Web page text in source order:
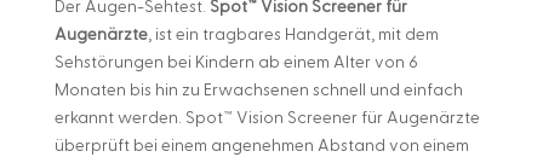
Der Augen-Sehtest. Spot™ Vision Screener für
Augenärzte, ist ein tragbares Handgerät, mit dem
Sehstörungen bei Kindern ab einem Alter von 6
Monaten bis hin zu Erwachsenen schnell und einfach
erkannt werden. Spot™ Vision Screener für Augenärzte
überprüft bei einem angenehmen Abstand von einem